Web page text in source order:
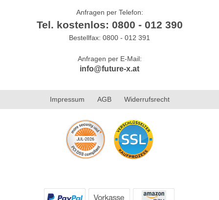
Anfragen per Telefon:
Tel. kostenlos: 0800 - 012 390
Bestellfax: 0800 - 012 391
Anfragen per E-Mail:
info@future-x.at
Impressum AGB Widerrufsrecht